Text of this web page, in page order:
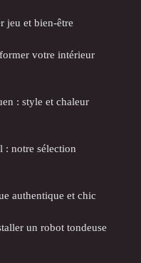
jeu et bien-être
votre intérieur
: style et chaleur
: notre sélection
authentique et chic
un robot tondeuse